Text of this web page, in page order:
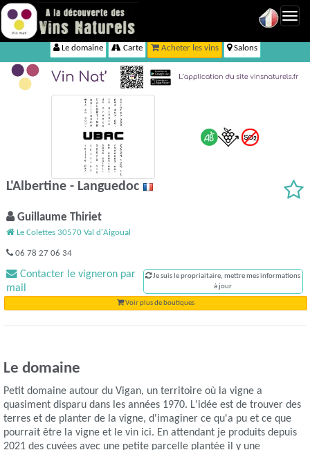
Le domaine Carte Acheter les vins Salons
L'Albertine - Languedoc
Guillaume Thiriet
Le Colettes 30570 Val d'Aigoual
06 78 27 06 34
Contacter le vigneron par
mail
Je suis le propriaitaire, mettre mes informations
à jour
Voir plus de boutiques
Le domaine
Petit domaine autour du Vigan, un territoire où la vigne a
quasiment disparu dans les années 1970. L'idée est de trouver des
terres et de planter de la vigne, d'imaginer ce qu'a pu et ce que
pourrait être la vigne et le vin ici. En attendant je produits depuis
2021 des cuvées avec une petite parcelle plantée il y une